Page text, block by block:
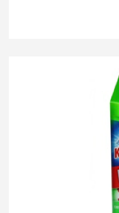
svěžest. Jednoduše
mísy, nastavte jej na
zvládnou více funkcí při
čistotu, příjemnou vůni,
bohaté pěny pro lesk a